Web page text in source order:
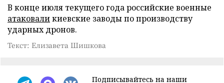
В конце июля текущего года российские военные
атаковаликиевские заводы по производству
ударных дронов.
Текст: Елизавета Шишкова
Подписывайтесь на наши